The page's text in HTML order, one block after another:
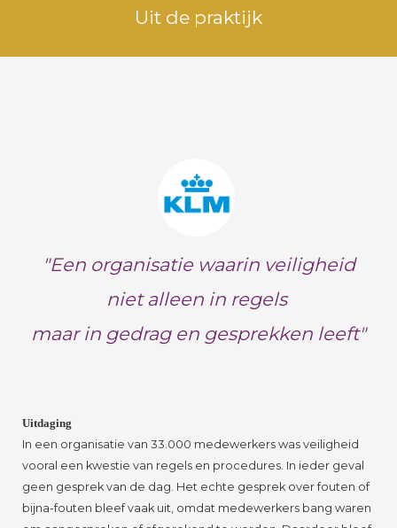
Uit de praktijk
"Een organisatie waarin veiligheid
niet alleen in regels
maar in gedrag en gesprekken leeft"
Uitdaging
In een organisatie van 33.000 medewerkers was veiligheid
vooral een kwestie van regels en procedures. In ieder geval
geen gesprek van de dag. Het echte gesprek over fouten of
bijna-fouten bleef vaak uit, omdat medewerkers bang waren